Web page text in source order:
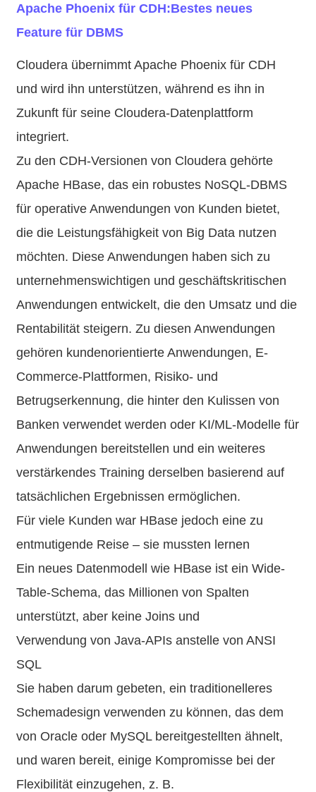
Apache Phoenix für CDH:Bestes neues
Feature für DBMS
Cloudera übernimmt Apache Phoenix für CDH
und wird ihn unterstützen, während es ihn in
Zukunft für seine Cloudera-Datenplattform
integriert.
Zu den CDH-Versionen von Cloudera gehörte
Apache HBase, das ein robustes NoSQL-DBMS
für operative Anwendungen von Kunden bietet,
die die Leistungsfähigkeit von Big Data nutzen
möchten. Diese Anwendungen haben sich zu
unternehmenswichtigen und geschäftskritischen
Anwendungen entwickelt, die den Umsatz und die
Rentabilität steigern. Zu diesen Anwendungen
gehören kundenorientierte Anwendungen, E-
Commerce-Plattformen, Risiko- und
Betrugserkennung, die hinter den Kulissen von
Banken verwendet werden oder KI/ML-Modelle für
Anwendungen bereitstellen und ein weiteres
verstärkendes Training derselben basierend auf
tatsächlichen Ergebnissen ermöglichen.
Für viele Kunden war HBase jedoch eine zu
entmutigende Reise – sie mussten lernen
Ein neues Datenmodell wie HBase ist ein Wide-
Table-Schema, das Millionen von Spalten
unterstützt, aber keine Joins und
Verwendung von Java-APIs anstelle von ANSI
SQL
Sie haben darum gebeten, ein traditionelleres
Schemadesign verwenden zu können, das dem
von Oracle oder MySQL bereitgestellten ähnelt,
und waren bereit, einige Kompromisse bei der
Flexibilität einzugehen, z. B.